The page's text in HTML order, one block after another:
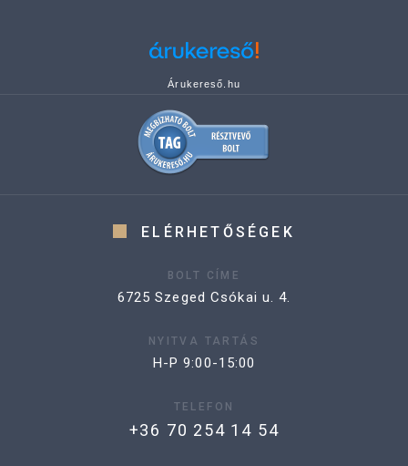
Árukereső.hu
ELÉRHETŐSÉGEK
BOLT CÍME
6725 Szeged Csókai u. 4.
NYITVA TARTÁS
H-P 9:00-15:00
TELEFON
+36 70 254 14 54